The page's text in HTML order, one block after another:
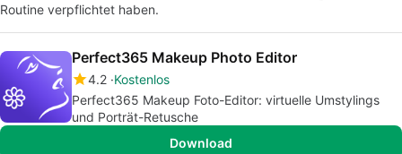
Routine verpflichtet haben.
Perfect365 Makeup Photo Editor
4.2 Kostenlos
Perfect365 Makeup Foto-Editor: virtuelle Umstylings
und Porträt-Retusche
Download